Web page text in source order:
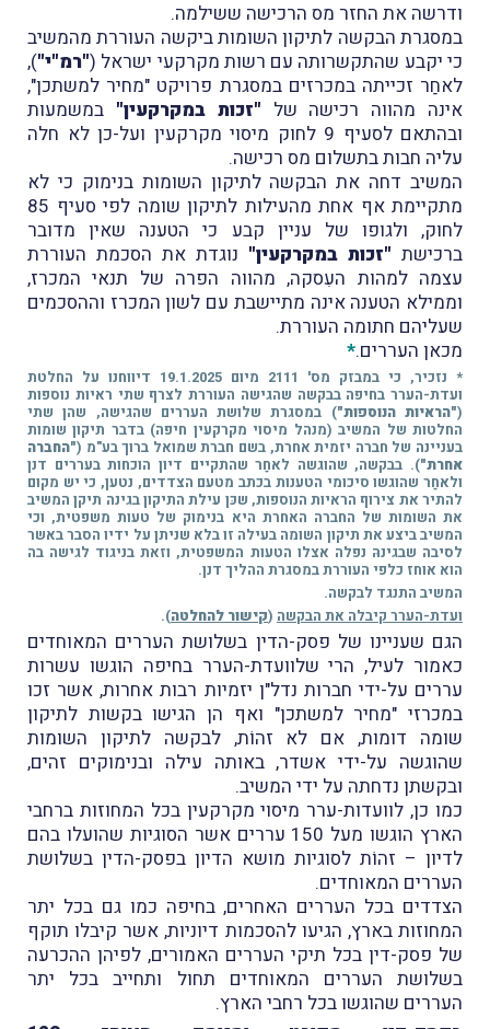
ודרשה את החזר מס הרכישה ששילמה.
במסגרת הבקשה לתיקון השומות ביקשה העוררת מהמשיב
כי יקבע שהתקשרותה עם רשות מקרקעי ישראל ("רמ"י"),
לאחַר זכייתה במכרזים במסגרת פרויקט "מחיר למשתכן",
אינה מהווה רכישה של "זכות במקרקעין" במשמעות
ובהתאם לסעיף 9 לחוק מיסוי מקרקעין ועל-כן לא חלה
עליה חבות בתשלום מס רכישה.
המשיב דחה את הבקשה לתיקון השומות בנימוק כי לא
מתקיימת אף אחת מהעילות לתיקון שומה לפי סעיף 85
לחוק, ולגופו של עניין קבע כי הטענה שאין מדובר
ברכישת "זכות במקרקעין" נוגדת את הסכמת העוררת
עצמה למהות העִסקה, מהווה הפרה של תנאי המכרז,
וממילא הטענה אינה מתיישבת עם לשון המכרז וההסכמים
שעליהם חתומה העוררת.
מכאן העררים.*
* נזכיר, כי במבזק מס' 2111 מיום 19.1.2025 דיווחנו על החלטת
ועדת-הערר בחיפה בבקשה שהגישה העוררת לצרף שתי ראיות נוספות
("הראיות הנוספות") במסגרת שלושת העררים שהגישה, שהן שתי
החלטות של המשיב (מנהל מיסוי מקרקעין חיפה) בדבר תיקון שומות
בעניינה של חברה יזמית אחרת, בשם חברת שמואל ברוך בע"מ ("החברה
אחרת"). בבקשה, שהוגשה לאחַר שהתקיים דיון הוכחות בעררים דנן
ולאחַר שהוגשו סיכומי הטענות בכתב מטעם הצדדים, נטען, כי יש מקום
להתיר את צירוף הראיות הנוספות, שכּן עילת התיקון בגינה תיקן המשיב
את השומות של החברה האחרת היא בנימוק של טעות משפטית, וכי
המשיב ביצע את תיקון השומה בעילה זו בלא שניתן על ידיו הסבר באשר
לסיבה שבגינהּ נפלה אצלו הטעות המשפטית, וזאת בניגוד לגישה בה
הוא אוחז כלפי העוררת במסגרת ההליך דנן.
המשיב התנגד לבקשה.
ועדת-הערר קיבלה את הבקשה (קישור להחלטה).
הגם שעניינו של פסק-הדין בשלושת העררים המאוחדים
כאמור לעיל, הרי שלוועדת-הערר בחיפה הוגשו עשרות
עררים על-ידי חברות נדל"ן יזמיות רבות אחרות, אשר זכו
במכרזי "מחיר למשתכן" ואף הן הגישו בקשות לתיקון
שומה דומות, אם לא זהוֹת, לבקשה לתיקון השומות
שהוגשה על-ידי אשדר, באותה עילה ובנימוקים זהים,
ובקשתן נדחתה על ידי המשיב.
כמו כן, לוועדות-ערר מיסוי מקרקעין בכל המחוזות ברחבי
הארץ הוגשו מעל 150 עררים אשר הסוגיות שהועלו בהם
לדיון – זהוֹת לסוגיות מושא הדיון בפסק-הדין בשלושת
העררים המאוחדים.
הצדדים בכל העררים האחרים, בחיפה כמו גם בכל יתר
המחוזות בארץ, הגיעו להסכמות דיוניות, אשר קיבלו תוקף
של פסק-דין בכל תיקי העררים האמורים, לפיהן ההכרעה
בשלושת העררים המאוחדים תחול ותחייב בכל יתר
העררים שהוגשו בכל רחבי הארץ.